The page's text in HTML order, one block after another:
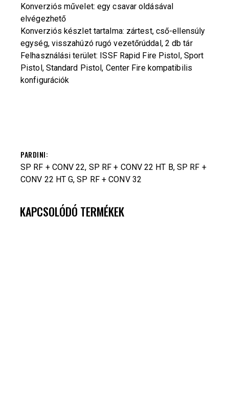
Konverziós művelet: egy csavar oldásával
elvégezhető
Konverziós készlet tartalma: zártest, cső-ellensúly
egység, visszahúzó rugó vezetőrúddal, 2 db tár
Felhasználási terület: ISSF Rapid Fire Pistol, Sport
Pistol, Standard Pistol, Center Fire kompatibilis
konfigurációk
PARDINI
SP RF + CONV 22, SP RF + CONV 22 HT B, SP RF +
CONV 22 HT G, SP RF + CONV 32
KAPCSOLÓDÓ TERMÉKEK